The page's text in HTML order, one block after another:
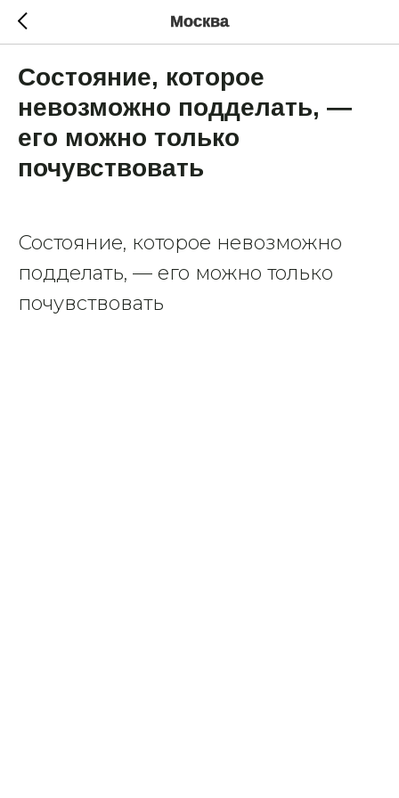
Москва
Состояние, которое
невозможно подделать, —
его можно только
почувствовать
Состояние, которое невозможно
подделать, — его можно только
почувствовать